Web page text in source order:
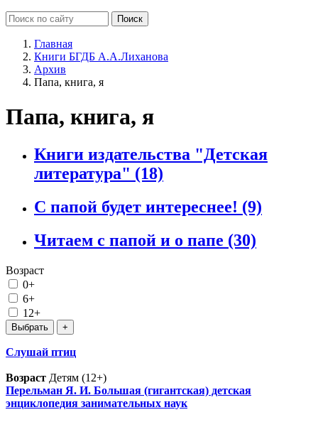
Главная
Книги БГДБ А.А.Лиханова
Архив
Папа, книга, я
Папа, книга, я
Книги издательства "Детская
литература" (18)
С папой будет интереснее! (9)
Читаем с папой и о папе (30)
Возраст
0+
6+
12+
Слушай птиц
Возраст Детям (12+)
Перельман Я. И. Большая (гигантская) детская
энциклопедия занимательных наук